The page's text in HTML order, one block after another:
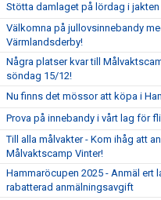
Stötta damlaget på lördag i
Välkomna på jullovsinnebandy
Värmlandsderby!
Några platser kvar till
söndag 15/12!
Nu finns det mössor att köpa i
Prova på innebandy i vårt lag för
Till alla målvakter - Kom ihåg att
Målvaktscamp Vinter!
Hammaröcupen 2025 - Anmäl ert
rabatterad anmälningsavgift